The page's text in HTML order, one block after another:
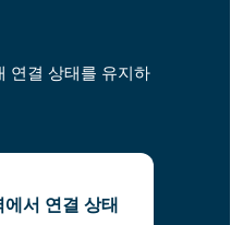
연결 상태를 유지하
서 연결 상태